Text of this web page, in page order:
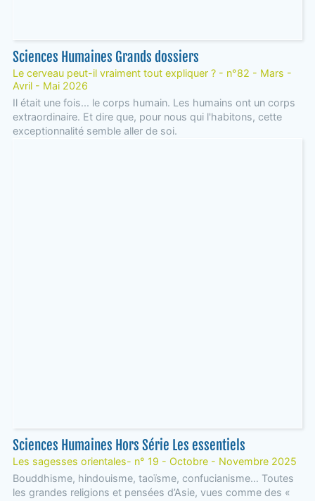
Sciences Humaines Grands dossiers
Le cerveau peut-il vraiment tout expliquer ? - n°82 - Mars -
Avril - Mai 2026
Il était une fois... le corps humain. Les humains ont un corps
extraordinaire. Et dire que, pour nous qui l'habitons, cette
exceptionnalité semble aller de soi.
Sciences Humaines Hors Série Les essentiels
Les sagesses orientales- n° 19 - Octobre - Novembre 2025
Bouddhisme, hindouisme, taoïsme, confucianisme… Toutes
les grandes religions et pensées d’Asie, vues comme des «